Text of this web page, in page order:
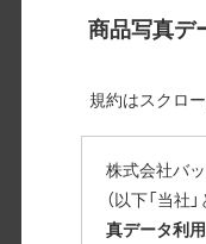
商品写真デ
規約はスクロ
株式会社バ
（以下「当社
真データ利
すと圧縮ファイル
JPEG・EPSファイ
の際に便利です。
を提供しています。
掲載データ「JPEG
解像度(CMYKカラ